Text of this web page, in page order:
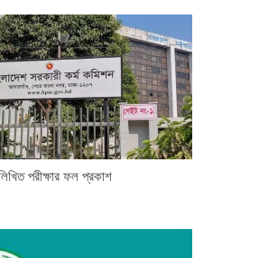
পরীক্ষার ফল প্রকাশ